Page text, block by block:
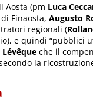
Aosta (pm Luca
Finaosta, Augusto
regionali (
e quindi “pubblici
Lévêque che il
la